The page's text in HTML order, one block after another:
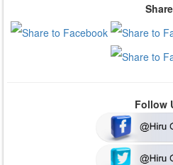
Share
Follow